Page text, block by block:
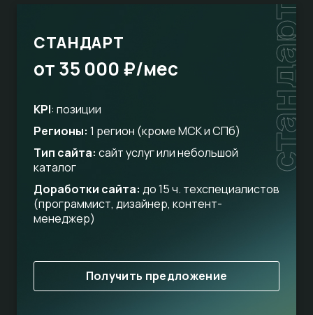
стандарт
СТАНДАРТ
от 35 000 ₽/мес
KPI: позиции
Регионы: 1 регион (кроме МСК и СПб)
Тип сайта: сайт услуг или небольшой
каталог
Доработки сайта: до 15 ч. техспециалистов
(программист, дизайнер, контент-
менеджер)
Получить предложение